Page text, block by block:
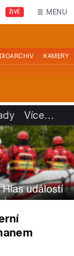
ŽIVĚ MENU
KAMERY
Více…